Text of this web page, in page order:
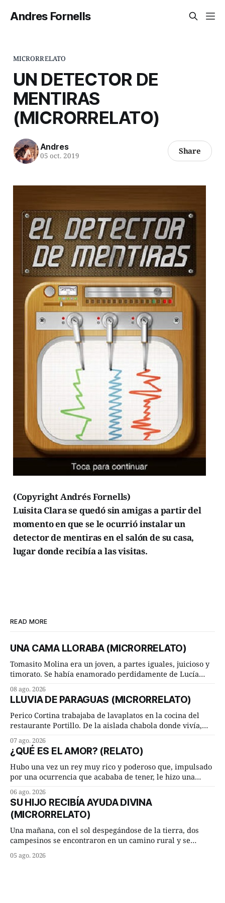
Andres Fornells
MICRORRELATO
UN DETECTOR DE
MENTIRAS
(MICRORRELATO)
Andres
05 oct. 2019 Share
(Copyright Andrés Fornells)
Luisita Clara se quedó sin amigas a partir del
momento en que se le ocurrió instalar un
detector de mentiras en el salón de su casa,
lugar donde recibía a las visitas.
READ MORE
UNA CAMA LLORABA (MICRORRELATO)
Tomasito Molina era un joven, a partes iguales, juicioso y
timorato. Se había enamorado perdidamente de Lucía
ambos les iba de maravilla. Pero mantenían absoluta
discrepancia en un deseo ineluctable por parte de ella.
Lucía Arriate quería que ellos
08 ago. 2026
LLUVIA DE PARAGUAS (MICRORRELATO)
Perico Cortina trabajaba de lavaplatos en la cocina del
restaurante Portillo. De la aislada chabola donde vivía,
cuarto de hora andando a buen paso. Cierta noche,
terminada su jornada laboral caminaba él hacía su mísera
morada cundo comenzó a llover
07 ago. 2026
¿QUÉ ES EL AMOR? (RELATO)
Hubo una vez un rey muy rico y poderoso que, impulsado
por una ocurrencia que acababa de tener, le hizo una
Dime, hombre sabio, ¿qué es el amor según tú? Su
consejero, que era muy prudente y astuto le respondió de
inmediato:
06 ago. 2026
SU HIJO RECIBÍA AYUDA DIVINA
(MICRORRELATO)
Una mañana, con el sol despegándose de la tierra, dos
campesinos se encontraron en un camino rural y se
remolachas, Manuel? —quiso saber uno. —Eso acabo de
05 ago. 2026